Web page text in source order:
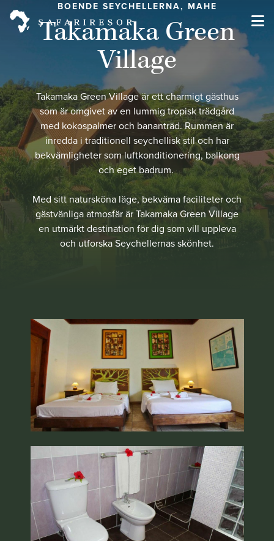
BOENDE SEYCHELLERNA, MAHE
Takamaka Green
Village
Takamaka Green Village är ett charmigt gästhus
som är omgivet av en lummig tropisk trädgård
med kokospalmer och bananträd. Rummen är
inredda i traditionell seychellisk stil och har
bekvämligheter som luftkonditionering, balkong
och eget badrum.
Med sitt natursköna läge, bekväma faciliteter och
gästvänliga atmosfär är Takamaka Green Village
en utmärkt destination för dig som vill uppleva
och utforska Seychellernas skönhet.